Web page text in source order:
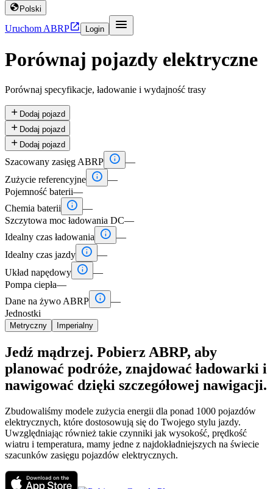
 Polski
Uruchom ABRP Login 
Porównaj pojazdy elektryczne
Porównaj specyfikacje, ładowanie i wydajność trasy
 Dodaj pojazd
 Dodaj pojazd
 Dodaj pojazd
Szacowany zasięg ABRP  —
Zużycie referencyjne  —
Pojemność baterii—
Chemia baterii
 —
Szczytowa moc ładowania DC—
Idealny czas ładowania
 —
Idealny czas jazdy  —
Układ napędowy  —
Pompa ciepła—
Dane na żywo ABRP  —
Jednostki
Metryczny Imperialny
Jedź mądrzej. Pobierz ABRP, aby
planować podróże, znajdować ładowarki i
nawigować dzięki szczegółowej nawigacji.
Zbudowaliśmy modele zużycia energii dla ponad 1000 pojazdów
elektrycznych, które dostosowują się do Twojego stylu jazdy.
Uwzględniając również takie czynniki jak wysokość, prędkość
wiatru i temperatura, mamy jedne z najdokładniejszych na świecie
szacunków zasięgu pojazdów elektrycznych.